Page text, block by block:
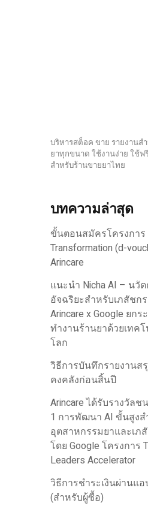
บริหารสต็อค ขาย รายงานส
ยาทุกขนาด ใช้งานง่าย ใช้
สำหรับร้านขายยาไทย
บทความล่าสุด
ขั้นตอนสมัครโครงการ
Transformation (d-
Arincare
แนะนำ Nicha AI – นวั
อัจฉริยะสำหรับเภสัชก
Arincare x Google ยกร
ทำงานร้านยาด้วยเทค
โลก
วิธีการบันทึกรายงานส
คงคลังก่อนสิ้นปี
Arincare ได้รับรางวัลช
1 การพัฒนา AI ขั้นสูงส
อุตสาหกรรมยาและเภ
โดย Google โครงการ
Leaders Accelerator
วิธีการชำระเงินผ่านแอ
(สำหรับผู้ซื้อ)